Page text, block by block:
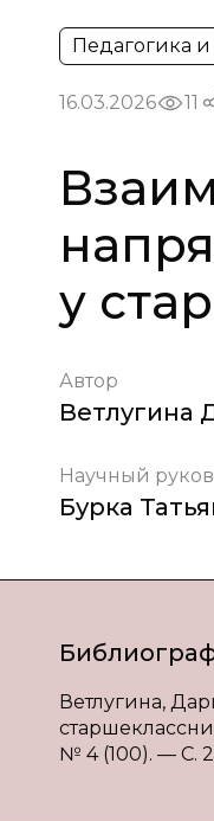
Педагогика
16.03.2026 11
у
Автор
Ветлугина
Научный
Бурка
Ветлугина,
№ 4 (100). — С.